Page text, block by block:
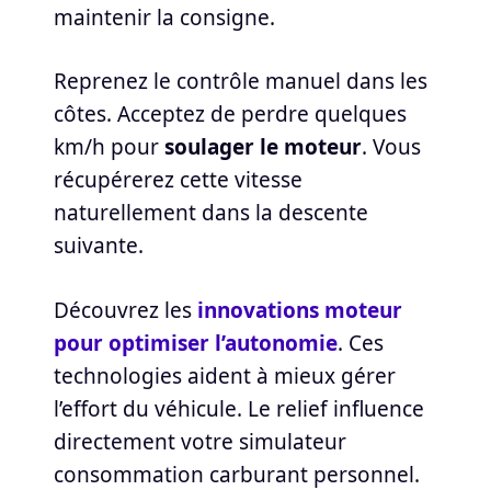
maintenir la consigne.
Reprenez le contrôle manuel dans les
côtes. Acceptez de perdre quelques
km/h poursoulager le moteur. Vous
récupérerez cette vitesse
naturellement dans la descente
suivante.
Découvrez les innovations moteur
pour optimiser l’autonomie. Ces
technologies aident à mieux gérer
l’effort du véhicule. Le relief influence
directement votre simulateur
consommation carburant personnel.